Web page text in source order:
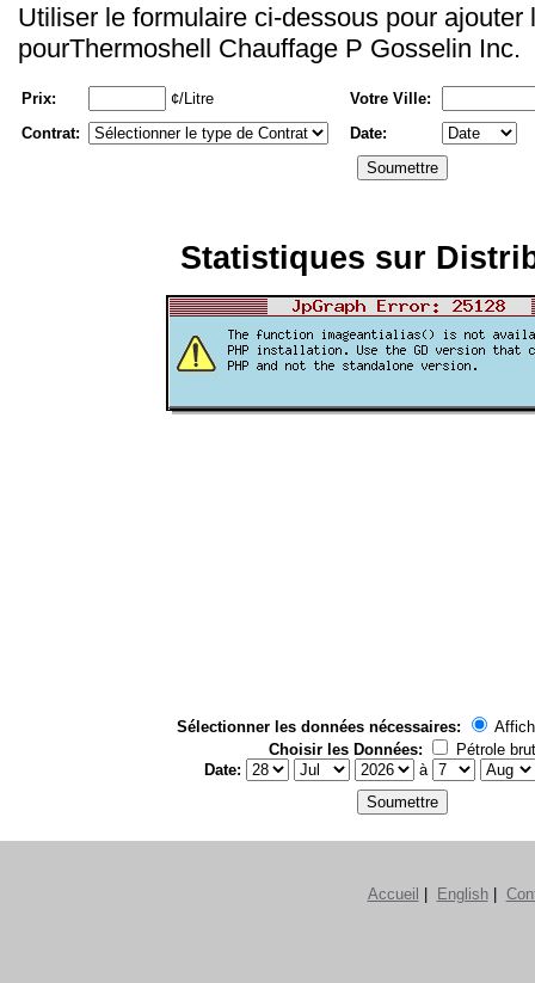
Utiliser le formulaire ci-dessous pour ajouter
pourThermoshell Chauffage P Gosselin Inc.
Prix: ¢/Litre
Votre Ville:
Contrat:
Date:
Statistiques sur
Sélectionner les données nécessaires:
Choisir les Données:
Pétrole brut
Date:
à
Accueil | English|